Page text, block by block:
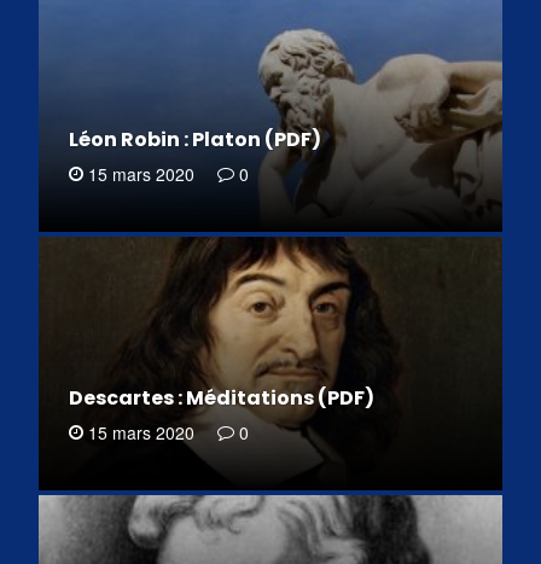
Léon Robin : Platon (PDF)
15 mars 2020 0
Descartes : Méditations (PDF)
15 mars 2020 0